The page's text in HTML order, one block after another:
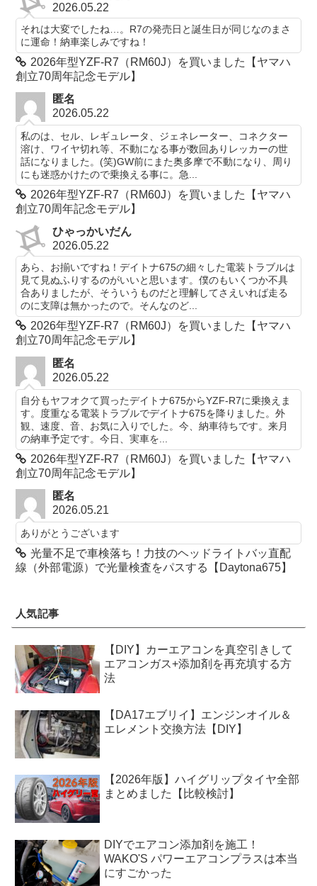
2026.05.22
それは大変でしたね…。R7の発売日と誕生日が同じなのまさ
に運命！納車楽しみですね！
2026年型YZF-R7（RM60J）を買いました【ヤマハ
創立70周年記念モデル】
匿名
2026.05.22
私のは、セル、レギュレータ、ジェネレーター、コネクター
溶け、ワイヤ切れ等、不動になる事が数回ありレッカーの世
話になりました。(笑)GW前にまた奥多摩で不動になり、周り
にも迷惑かけたので乗換える事に。急...
2026年型YZF-R7（RM60J）を買いました【ヤマハ
創立70周年記念モデル】
ひゃっかいだん
2026.05.22
あら、お揃いですね！デイトナ675の細々した電装トラブルは
見て見ぬふりするのがいいと思います。僕のもいくつか不具
合ありましたが、そういうものだと理解してさえいれば走る
のに支障は無かったので。そんなのど...
2026年型YZF-R7（RM60J）を買いました【ヤマハ
創立70周年記念モデル】
匿名
2026.05.22
自分もヤフオクて買ったデイトナ675からYZF-R7に乗換えま
す。度重なる電装トラブルでデイトナ675を降りました。外
観、速度、音、お気に入りでした。今、納車待ちです。来月
の納車予定です。今日、実車を...
2026年型YZF-R7（RM60J）を買いました【ヤマハ
創立70周年記念モデル】
匿名
2026.05.21
ありがとうございます
光量不足で車検落ち！力技のヘッドライトバッ直配
線（外部電源）で光量検査をパスする【Daytona675】
人気記事
【DIY】カーエアコンを真空引きして
エアコンガス+添加剤を再充填する方
法
【DA17エブリイ】エンジンオイル＆
エレメント交換方法【DIY】
【2026年版】ハイグリップタイヤ全部
まとめました【比較検討】
DIYでエアコン添加剤を施工！
WAKO'S パワーエアコンプラスは本当
にすごかった